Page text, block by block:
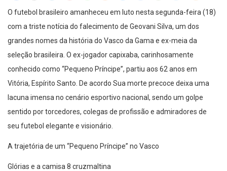
O futebol brasileiro amanheceu em luto nesta segunda-feira (18)
com a triste notícia do falecimento de Geovani Silva, um dos
grandes nomes da história do Vasco da Gama e ex-meia da
seleção brasileira. O ex-jogador capixaba, carinhosamente
conhecido como “Pequeno Príncipe”, partiu aos 62 anos em
Vitória, Espírito Santo. De acordo Sua morte precoce deixa uma
lacuna imensa no cenário esportivo nacional, sendo um golpe
sentido por torcedores, colegas de profissão e admiradores de
seu futebol elegante e visionário.
A trajetória de um “Pequeno Príncipe” no Vasco
Glórias e a camisa 8 cruzmaltina